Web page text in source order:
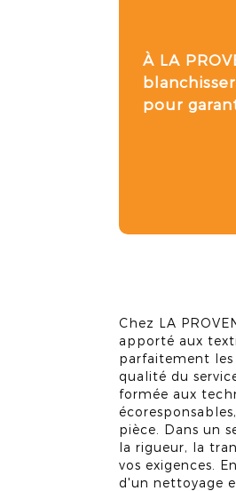
À LA
pour
Chez LA
apporté aux
parfaitement
qualité du
formée aux
pièce. Dans un
la rigueur, la
vos exigences.
d'un nettoyage